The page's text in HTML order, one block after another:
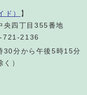
ド） 】
央四丁目355番地
721-2136
30分から午後5時15分
く）